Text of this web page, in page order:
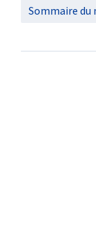
Sommaire du